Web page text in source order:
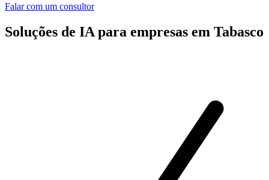
Falar com um consultor
Soluções de IA para empresas em Tabasco